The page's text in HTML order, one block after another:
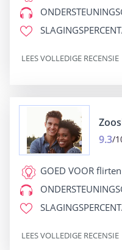
LEES VOLLEDIGE RECENSIE
9.3/
GOED VOOR
LEES VOLLEDIGE RECENSIE